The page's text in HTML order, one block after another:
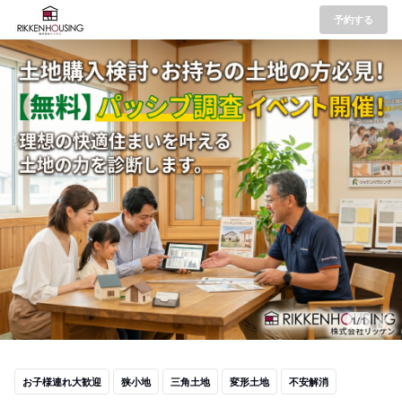
予約する
1/1
お子様連れ大歓迎 狭小地 三角土地 変形土地 不安解消